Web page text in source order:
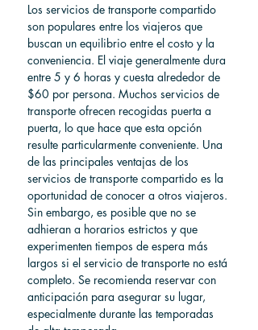
Los servicios de transporte compartido
son populares entre los viajeros que
buscan un equilibrio entre el costo y la
conveniencia. El viaje generalmente dura
entre 5 y 6 horas y cuesta alrededor de
$60 por persona. Muchos servicios de
transporte ofrecen recogidas puerta a
puerta, lo que hace que esta opción
resulte particularmente conveniente. Una
de las principales ventajas de los
servicios de transporte compartido es la
oportunidad de conocer a otros viajeros.
Sin embargo, es posible que no se
adhieran a horarios estrictos y que
experimenten tiempos de espera más
largos si el servicio de transporte no está
completo. Se recomienda reservar con
anticipación para asegurar su lugar,
especialmente durante las temporadas